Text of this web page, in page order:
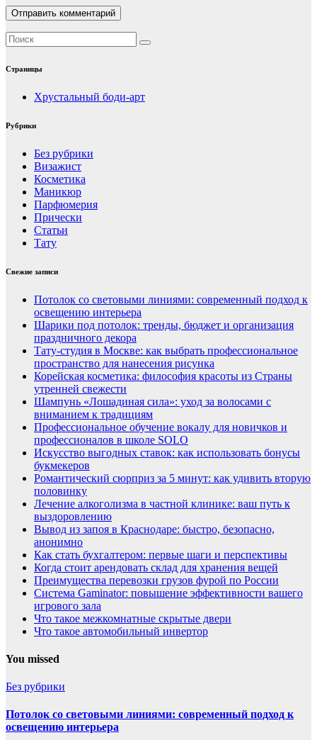
Страницы
Хрустальный боди-арт
Рубрики
Без рубрики
Визажист
Косметика
Маникюр
Парфюмерия
Прически
Статьи
Тату
Свежие записи
Потолок со световыми линиями: современный подход к
освещению интерьера
Шарики под потолок: тренды, бюджет и организация
праздничного декора
Тату-студия в Москве: как выбрать профессиональное
пространство для нанесения рисунка
Корейская косметика: философия красоты из Страны
утренней свежести
Шампунь «Лошадиная сила»: уход за волосами с
вниманием к традициям
Профессиональное обучение вокалу для новичков и
профессионалов в школе SOLO
Искусство выгодных ставок: как использовать бонусы
букмекеров
Романтический сюрприз за 5 минут: как удивить вторую
половинку
Лечение алкоголизма в частной клинике: ваш путь к
выздоровлению
Вывод из запоя в Краснодаре: быстро, безопасно,
анонимно
Как стать бухгалтером: первые шаги и перспективы
Когда стоит арендовать склад для хранения вещей
Преимущества перевозки грузов фурой по России
Система Gaminator: повышение эффективности вашего
игрового зала
Что такое межкомнатные скрытые двери
Что такое автомобильный инвертор
You missed
Без рубрики
Потолок со световыми линиями: современный подход к
освещению интерьера